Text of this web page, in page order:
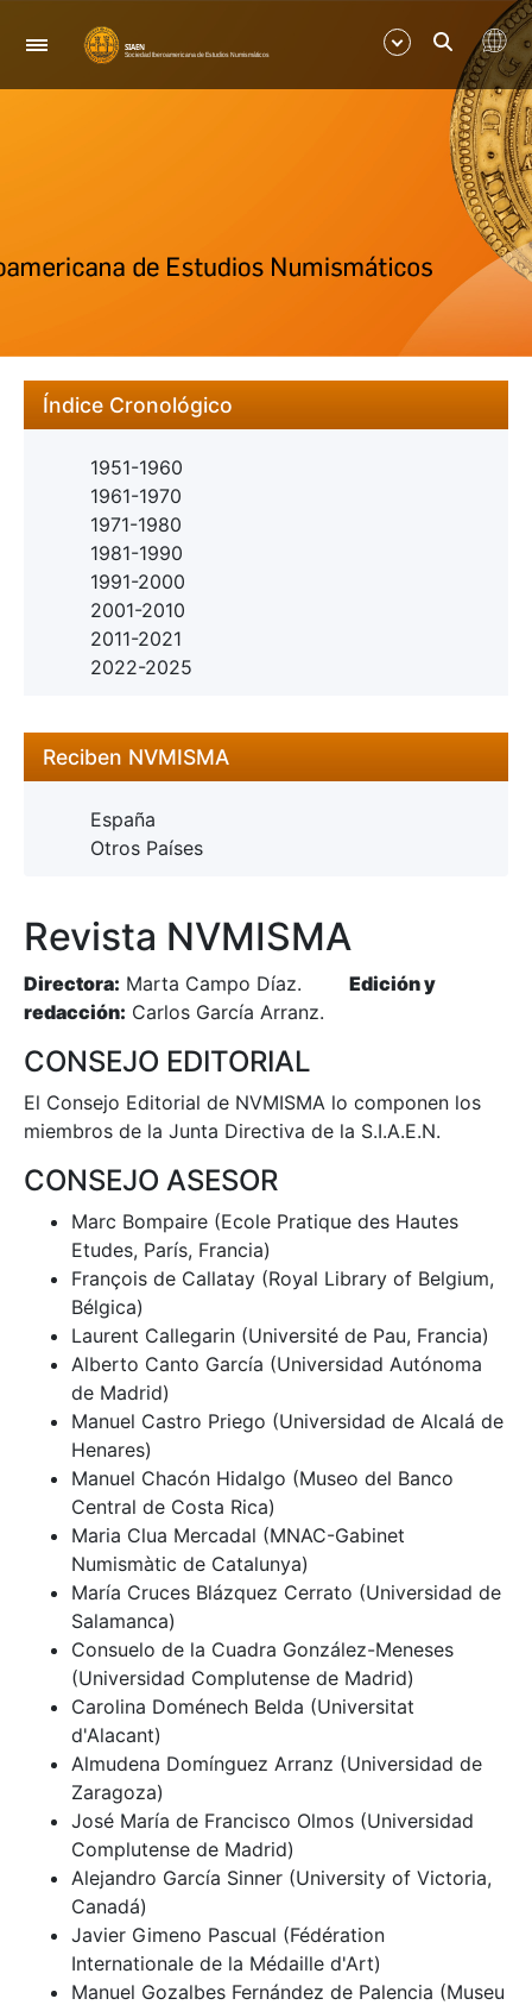
Navigation
Show/Hide
Índice Cronológico
1951-1960
1961-1970
1971-1980
1981-1990
1991-2000
2001-2010
2011-2021
2022-2025
Reciben NVMISMA
España
Otros Países
Revista NVMISMA
Directora: Marta Campo Díaz. Edición y
redacción: Carlos García Arranz.
CONSEJO EDITORIAL
El Consejo Editorial de NVMISMA lo componen los
miembros de la Junta Directiva de la S.I.A.E.N.
CONSEJO ASESOR
Marc Bompaire (Ecole Pratique des Hautes
Etudes, París, Francia)
François de Callatay (Royal Library of Belgium,
Bélgica)
Laurent Callegarin (Université de Pau, Francia)
Alberto Canto García (Universidad Autónoma
de Madrid)
Manuel Castro Priego (Universidad de Alcalá de
Henares)
Manuel Chacón Hidalgo (Museo del Banco
Central de Costa Rica)
Maria Clua Mercadal (MNAC-Gabinet
Numismàtic de Catalunya)
María Cruces Blázquez Cerrato (Universidad de
Salamanca)
Consuelo de la Cuadra González-Meneses
(Universidad Complutense de Madrid)
Carolina Doménech Belda (Universitat
d'Alacant)
Almudena Domínguez Arranz (Universidad de
Zaragoza)
José María de Francisco Olmos (Universidad
Complutense de Madrid)
Alejandro García Sinner (University of Victoria,
Canadá)
Javier Gimeno Pascual (Fédération
Internationale de la Médaille d'Art)
Manuel Gozalbes Fernández de Palencia (Museu